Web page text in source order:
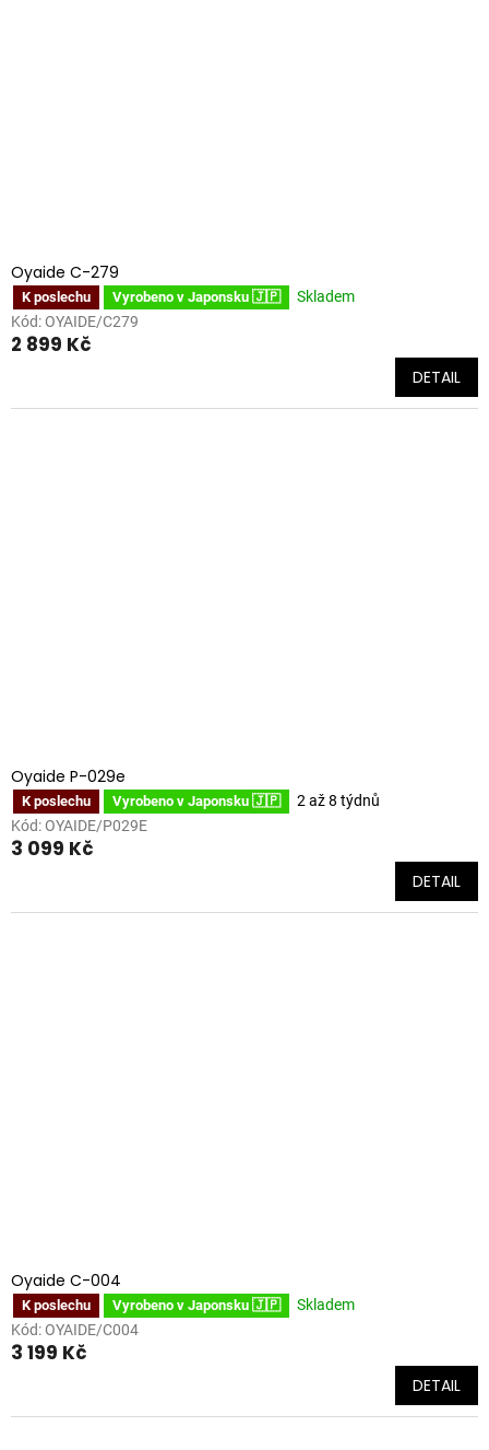
Oyaide C-279
K poslechu Vyrobeno v Japonsku 🇯🇵
Skladem
Kód: OYAIDE/C279
2 899 Kč
DETAIL
Oyaide P-029e
K poslechu Vyrobeno v Japonsku 🇯🇵
2 až 8 týdnů
Kód: OYAIDE/P029E
3 099 Kč
DETAIL
Oyaide C-004
K poslechu Vyrobeno v Japonsku 🇯🇵
Skladem
Kód: OYAIDE/C004
3 199 Kč
DETAIL